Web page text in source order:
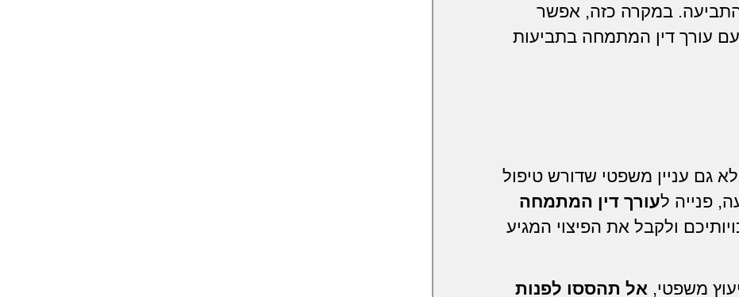
התביעה. במקרה כזה, אפשר
עורך דין המתמחה בתביעות
גם עניין משפטי שדורש טיפול
פנייה לעורך דין המתמחה
ולקבל את הפיצוי המגיע
משפטי, אל תהססו לפנות